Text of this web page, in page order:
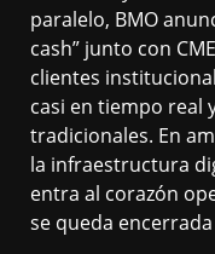
paralelo, BMO
cash” junto con
clientes
casi en tiempo real
tradicionales. En
la infraestructura
entra al corazón
se queda